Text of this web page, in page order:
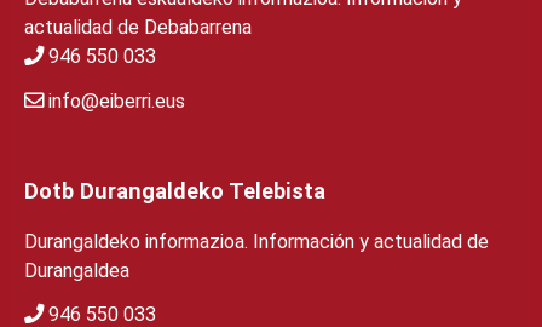
actualidad de Debabarrena
946 550 033
info@eiberri.eus
Dotb Durangaldeko Telebista
Durangaldeko informazioa. Información y actualidad de
Durangaldea
946 550 033